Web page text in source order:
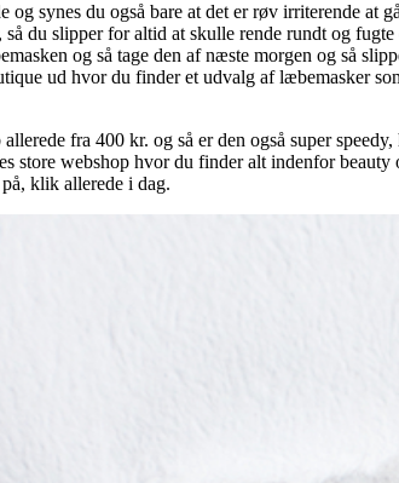
synes du også bare at det er røv irriterende
du slipper for altid at skulle rende rundt og
og så tage den af næste morgen og så
ud hvor du finder et udvalg af læbemasker
fra 400 kr. og så er den også super
store webshop hvor du finder alt indenfor
klik allerede i dag.